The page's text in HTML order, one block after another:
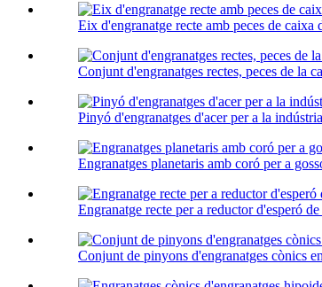
Eix d'engranatge recte amb peces de
Conjunt d'engranatges rectes, peces de la
Pinyó d'engranatges d'acer per a la
Engranatges planetaris amb coró per a
Engranatge recte per a reductor d'esperó
Conjunt de pinyons d'engranatges cònics